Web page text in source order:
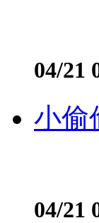
04/21
小偷
04/21